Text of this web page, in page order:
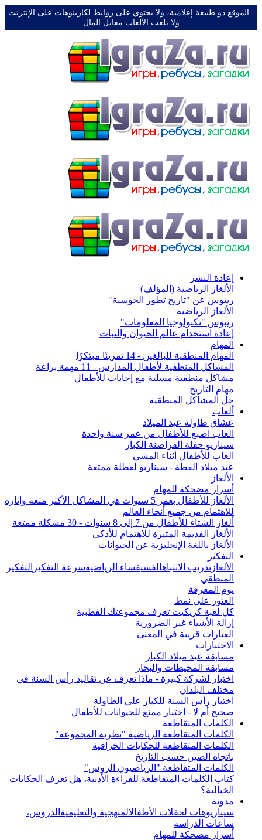
-️ الموقع ذو طبيعة إعلامية، ولا يحتوي على روابط لكازينوهات على الإنترنت
ولا يلعب الألعاب مقابل المال
إعادة النشر
الألغاز الرياضية (المؤلف)
ريبوس عن "تاريخ تطور الحوسبة"
الألغاز الرياضية
ريبوس "تكنولوجيا المعلومات"
إعادة استخدام عالم الحيوان والنبات
المهام
المهام المنطقية للبالغين - 14 تمرينًا مبتكرًا
المشاكل المنطقية لأطفال المدارس - 11 مهمة براعة
مشاكل منطقية مسلية مع إجابات للأطفال
مهام التاريخ
حل المشاكل المنطقية
ألعاب
عشاق طاولة عيد الميلاد
العاب اصبع للأطفال من عمر سنة واحدة
سيناريو حفلة القراصنة الكبار
العاب للأطفال أثناء المشي
عيد ميلاد القطة - سيناريو لعطلة ممتعة
الألغاز
أسرار مضحكة للمهام
الألغاز للأطفال بعمر 5 سنوات هي المشاكل الأكثر متعة وإثارة
للاهتمام من جميع أنحاء العالم
ألغاز الشتاء للأطفال من 7 إلى 8 سنوات - 30 مشكلة ممتعة
الألغاز القديمة المثيرة للاهتمام للأذكى
الألغاز باللغة الإنجليزية عن الحيوانات
التفكير
الألغاز تدريب الانتباهالفسيفساء الرياضيةسرعة التفكير التفكير
المنطقي
يوم المعرفة
العثور على نمط
كل لعبة كريكيت تعرف مجموعتك القطبية
إزالة الأشياء غير الضرورية
العبارات قريبة في المعنى
الاختبارات
مسابقة عيد ميلاد الكبار
مسابقة المحيطات والبحار
اختبار لشركة كبيرة - ماذا تعرف عن تقاليد رأس السنة في
مختلف البلدان
اختبار رأس السنة للكبار على الطاولة
صحيح أم لا - اختبار ممتع للحيوانات للأطفال
الكلمات المتقاطعة
الكلمات المتقاطعة الرياضية "نظرية المجموعة"
الكلمات المتقاطعة للحكايات الخرافية
باتجاه الصين حسب التاريخ
الكلمات المتقاطعة "الرياضيون الروس"
كتاب الكلمات المتقاطعة للقراءة الأدبية، هل تعرف الحكايات
الخيالية؟
مدونة
سيناريوهات لحفلات الأطفالالمنهجية والتعليمية الدروس،
ساعات الدراسة
أسرار مضحكة للمهام